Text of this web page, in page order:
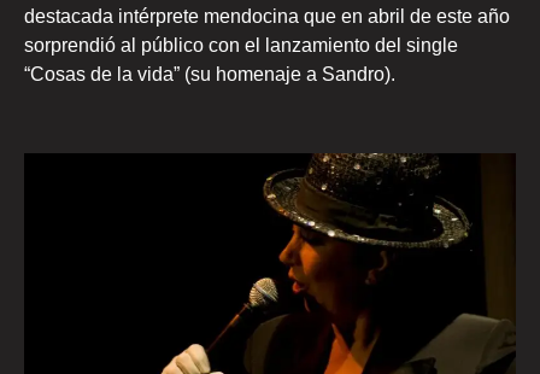
destacada intérprete mendocina que en abril de este año
sorprendió al público con el lanzamiento del single
“Cosas de la vida” (su homenaje a Sandro).